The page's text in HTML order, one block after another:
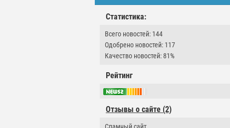
Статистика:
Всего новостей: 144
Одобрено новостей: 117
Качество новостей: 81%
Рейтинг
Отзывы о сайте (2)